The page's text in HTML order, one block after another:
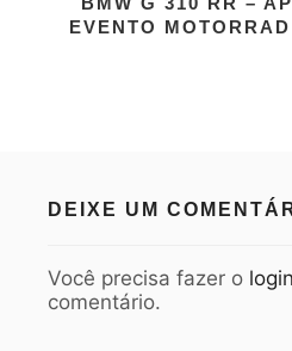
EVENTO
DEIXE UM
Você precisa fazer o login
comentário.